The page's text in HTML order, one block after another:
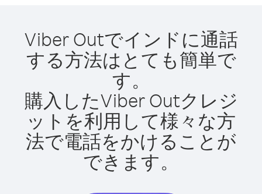
Viber Outでインドに通話
する方法はとても簡単で
す。
購入したViber Outクレジ
ットを利用して様々な方
法で電話をかけることが
できます。